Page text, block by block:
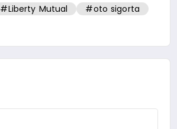
#Liberty Mutual #oto sigorta